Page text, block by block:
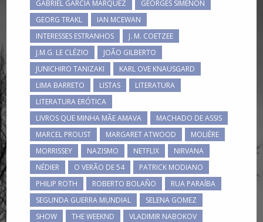
GABRIEL GARCÍA MÁRQUEZ
GEORGES SIMENON
GEORG TRAKL
IAN MCEWAN
INTERESSES ESTRANHOS
J. M. COETZEE
J.M.G. LE CLÉZIO
JOÃO GILBERTO
JUNICHIRO TANIZAKI
KARL OVE KNAUSGARD
LIMA BARRETO
LISTAS
LITERATURA
LITERATURA ERÓTICA
LIVROS QUE MINHA MÃE AMAVA
MACHADO DE ASSIS
MARCEL PROUST
MARGARET ATWOOD
MOLIÈRE
MORRISSEY
NAZISMO NETFLIX
NIRVANA
NÉDIER
O VERÃO DE 54
PATRICK MODIANO
PHILIP ROTH
ROBERTO BOLAÑO
RUA PARAÍBA
SEGUNDA GUERRA MUNDIAL
SELENA GOMEZ
SHOW
THE WEEKND VLADIMIR NABOKOV